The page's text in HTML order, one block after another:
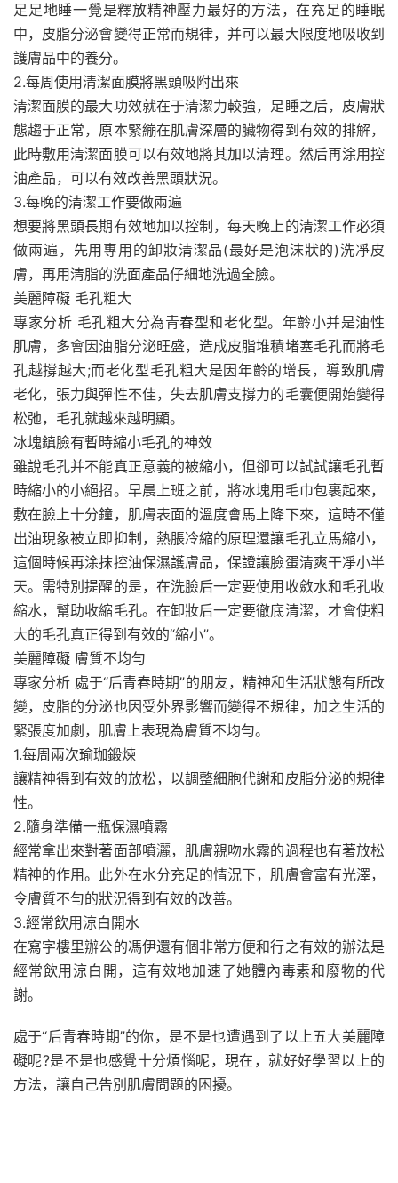
足足地睡一覺是釋放精神壓力最好的方法，在充足的睡眠
中，皮脂分泌會變得正常而規律，并可以最大限度地吸收到
護膚品中的養分。
2.每周使用清潔面膜將黑頭吸附出來
清潔面膜的最大功效就在于清潔力較強，足睡之后，皮膚狀
態趨于正常，原本緊繃在肌膚深層的臟物得到有效的排解，
此時敷用清潔面膜可以有效地將其加以清理。然后再涂用控
油產品，可以有效改善黑頭狀況。
3.每晚的清潔工作要做兩遍
想要將黑頭長期有效地加以控制，每天晚上的清潔工作必須
做兩遍，先用專用的卸妝清潔品(最好是泡沫狀的)洗凈皮
膚，再用清脂的洗面產品仔細地洗過全臉。
美麗障礙 毛孔粗大
專家分析 毛孔粗大分為青春型和老化型。年齡小并是油性
肌膚，多會因油脂分泌旺盛，造成皮脂堆積堵塞毛孔而將毛
孔越撐越大;而老化型毛孔粗大是因年齡的增長，導致肌膚
老化，張力與彈性不佳，失去肌膚支撐力的毛囊便開始變得
松弛，毛孔就越來越明顯。
冰塊鎮臉有暫時縮小毛孔的神效
雖說毛孔并不能真正意義的被縮小，但卻可以試試讓毛孔暫
時縮小的小絕招。早晨上班之前，將冰塊用毛巾包裹起來，
敷在臉上十分鐘，肌膚表面的溫度會馬上降下來，這時不僅
出油現象被立即抑制，熱脹冷縮的原理還讓毛孔立馬縮小，
這個時候再涂抹控油保濕護膚品，保證讓臉蛋清爽干凈小半
天。需特別提醒的是，在洗臉后一定要使用收斂水和毛孔收
縮水，幫助收縮毛孔。在卸妝后一定要徹底清潔，才會使粗
大的毛孔真正得到有效的“縮小”。
美麗障礙 膚質不均勻
專家分析 處于“后青春時期”的朋友，精神和生活狀態有所改
變，皮脂的分泌也因受外界影響而變得不規律，加之生活的
緊張度加劇，肌膚上表現為膚質不均勻。
1.每周兩次瑜珈鍛煉
讓精神得到有效的放松，以調整細胞代謝和皮脂分泌的規律
性。
2.隨身準備一瓶保濕噴霧
經常拿出來對著面部噴灑，肌膚親吻水霧的過程也有著放松
精神的作用。此外在水分充足的情況下，肌膚會富有光澤，
令膚質不勻的狀況得到有效的改善。
3.經常飲用涼白開水
在寫字樓里辦公的馮伊還有個非常方便和行之有效的辦法是
經常飲用涼白開，這有效地加速了她體內毒素和廢物的代
謝。
處于“后青春時期”的你，是不是也遭遇到了以上五大美麗障
礙呢?是不是也感覺十分煩惱呢，現在，就好好學習以上的
方法，讓自己告別肌膚問題的困擾。